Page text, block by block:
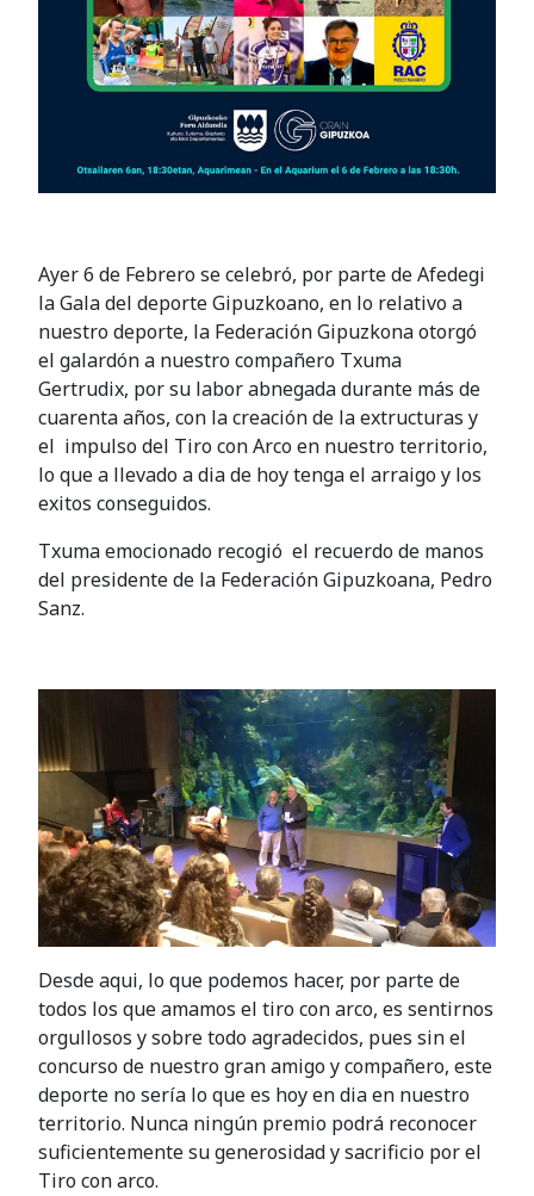
Ayer 6 de Febrero se celebró, por parte de Afedegi
la Gala del deporte Gipuzkoano, en lo relativo a
nuestro deporte, la Federación Gipuzkona otorgó
el galardón a nuestro compañero Txuma
Gertrudix, por su labor abnegada durante más de
cuarenta años, con la creación de la extructuras y
el impulso del Tiro con Arco en nuestro territorio,
lo que a llevado a dia de hoy tenga el arraigo y los
exitos conseguidos.
Txuma emocionado recogió el recuerdo de manos
del presidente de la Federación Gipuzkoana, Pedro
Sanz.
Desde aqui, lo que podemos hacer, por parte de
todos los que amamos el tiro con arco, es sentirnos
orgullosos y sobre todo agradecidos, pues sin el
concurso de nuestro gran amigo y compañero, este
deporte no sería lo que es hoy en dia en nuestro
territorio. Nunca ningún premio podrá reconocer
suficientemente su generosidad y sacrificio por el
Tiro con arco.